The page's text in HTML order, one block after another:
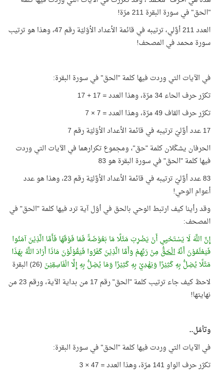
"الحق" في سورة البقرة 211 مرّة!
العدد 211 أوَّلي، ترتيبه في قائمة الأعداد الأوّليّة رقم 47، وهذا هو ترتيب
سورة محمد في المصحف!
في الآيات التي وردت فيها كلمة "الحق" في سورة البقرة:
تكرّر حرف الحاء 34 مرّة، وهذا العدد = 17 + 17
تكرّر حرف القاف 49 مرّة، وهذا العدد = 7 × 7
17 عدد أوَّليّ ترتيبه في قائمة الأعداد الأوّليّة رقم 7
الحرفان يشكّلان كلمة "حق"، ومجموع تكرارهما في الآيات التي وردت
فيها كلمة "الحق" في سورة البقرة هو 83
83 عدد أوَّليّ ترتيبه في قائمة الأعداد الأوَّليّة رقم 23، وهذا هو عدد
أعوام الوحي!
وقد رأينا كيف ارتبط الوحي بالحق في أوّل آية ترد فيها كلمة "الحق" في
المصحف:
إِنَّ اللَّهَ لَا يَسْتَحْيِي أَنْ يَضْرِبَ مَثَلًا مَا بَعُوْضَةً فَمَا فَوْقَهَا فَأَمَّا الَّذِيْنَ آمَنُوا
فَيَعْلَمُوْنَ أَنَّهُالْحَقُّ مِنْ رَبِّهِمْ وَأَمَّا الَّذِيْنَ كَفَرُوا فَيَقُوْلُوْنَ مَاذَا أَرَادَ اللَّهُ بِهَذَا
مَثَلًا يُضِلُّ بِهِ كَثِيْرًا وَيَهْدِيْ بِهِ كَثِيْرًا وَمَا يُضِلُّ بِهِ إِلَّا الْفَاسِقِيْنَ (26) البقرة
لاحظ كيف جاء ترتيب كلمة "الحق" رقم 17 من بداية الآية، ورقم 23 من
نهايتها!
وتأمّل..
في الآيات التي وردت فيها كلمة "الحق" في سورة البقرة:
تكرّر حرف الواو 141 مرّة، وهذا العدد = 47 × 3